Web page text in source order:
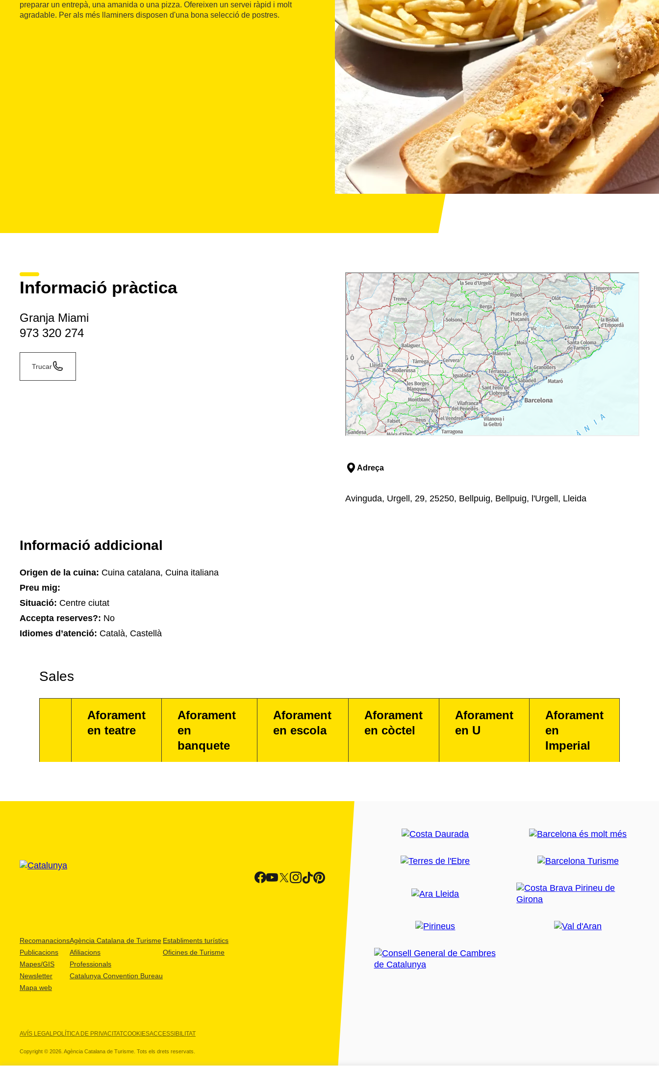
preparar un entrepà, una amanida o una pizza. Ofereixen un servei ràpid i molt
agradable. Per als més llaminers disposen d'una bona selecció de postres.
Informació pràctica
Granja Miami
973 320 274
Trucar
Adreça
Avinguda, Urgell, 29, 25250, Bellpuig, Bellpuig, l'Urgell, Lleida
Informació addicional
Origen de la cuina: Cuina catalana, Cuina italiana
Preu mig:
Situació: Centre ciutat
Accepta reserves?: No
Idiomes d’atenció: Català, Castellà
Sales
Aforament
en teatre
Aforament
en
banquete
Aforament
en escola
Aforament
en còctel
Aforament
en U
Aforament
en
Imperial
Recomanacions
Publicacions
Mapes/GIS
Newsletter
Mapa web
Agència Catalana de Turisme
Afiliacions
Professionals
Catalunya Convention Bureau
Establiments turístics
Oficines de Turisme
AVÍS LEGALPOLÍTICA DE PRIVACITATCOOKIESACCESSIBILITAT
Copyright © 2026. Agència Catalana de Turisme. Tots els drets reservats.